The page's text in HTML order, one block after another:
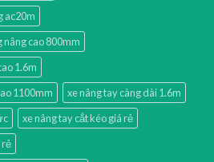
ac20m
nâng cao 800mm
1.6m
1100mm
xe nâng tay càng dài 1.6m
xe nâng tay cắt kéo giá rẻ
rẻ